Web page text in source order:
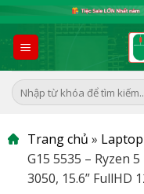
to
content
Tìm
kiếm:
Trang chủ » Laptop
G15 5535 – Ryzen
3050, 15.6” FullHD